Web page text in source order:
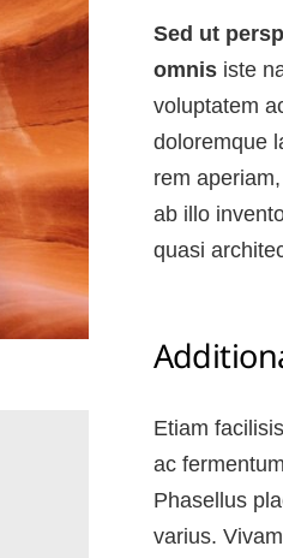
Sed ut
omnis iste
voluptatem
doloremque
rem
ab illo
quasi
Etiam
ac
Phasellus
varius.